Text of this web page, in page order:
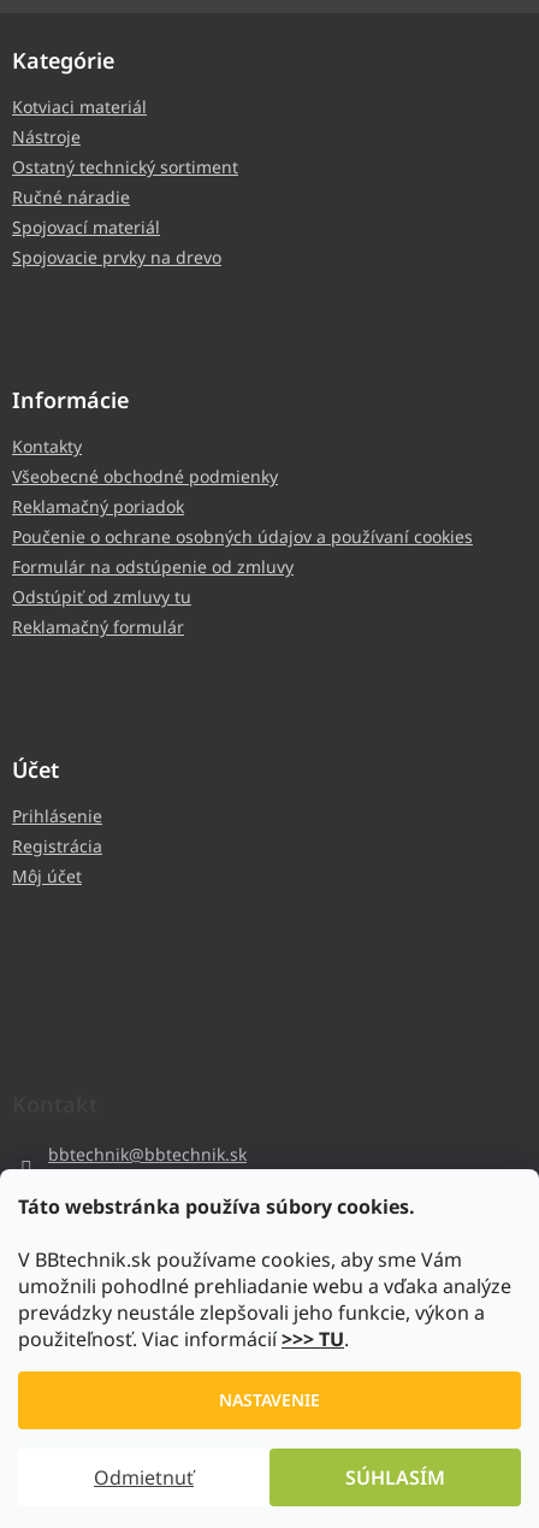
Táto webstránka používa súbory cookies.
V BBtechnik.sk používame cookies, aby sme Vám
umožnili pohodlné prehliadanie webu a vďaka analýze
prevádzky neustále zlepšovali jeho funkcie, výkon a
použiteľnosť. Viac informácií>>> TU.
NASTAVENIE
Odmietnuť SÚHLASÍM
Kategórie
Kotviaci materiál
Nástroje
Ostatný technický sortiment
Ručné náradie
Spojovací materiál
Spojovacie prvky na drevo
Informácie
Kontakty
Všeobecné obchodné podmienky
Reklamačný poriadok
Poučenie o ochrane osobných údajov a používaní cookies
Formulár na odstúpenie od zmluvy
Odstúpiť od zmluvy tu
Reklamačný formulár
Účet
Prihlásenie
Registrácia
Môj účet
bbtechnik@bbtechnik.sk
bbtechnik
https://www.youtube.com/@bb-techniks.r.o.7746
www.bbtechnik.sk. Všetky práva vyhradené.
Upraviť nastavenie cookies